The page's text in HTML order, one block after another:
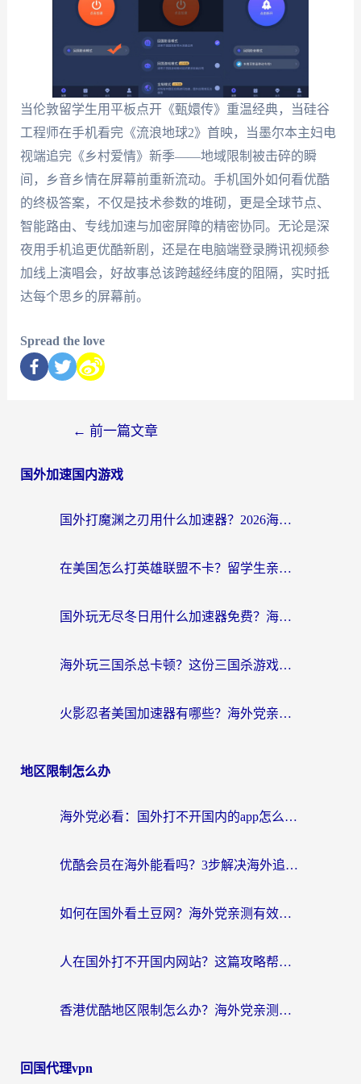
当伦敦留学生用平板点开《甄嬛传》重温经典，当硅谷
工程师在手机看完《流浪地球2》首映，当墨尔本主妇电
视端追完《乡村爱情》新季——地域限制被击碎的瞬
间，乡音乡情在屏幕前重新流动。手机国外如何看优酷
的终极答案，不仅是技术参数的堆砌，更是全球节点、
智能路由、专线加速与加密屏障的精密协同。无论是深
夜用手机追更优酷新剧，还是在电脑端登录腾讯视频参
加线上演唱会，好故事总该跨越经纬度的阻隔，实时抵
达每个思乡的屏幕前。
Spread the love
← 前一篇文章
国外加速国内游戏
国外打魔渊之刃用什么加速器？2026海外玩家国服游戏加速全攻略（附闪耀暖暖&复苏的魔女避坑指南）
在美国怎么打英雄联盟不卡？留学生亲测的国服游戏加速全攻略
国外玩无尽冬日用什么加速器免费？海外党国服游戏加速避坑指南
海外玩三国杀总卡顿？这份三国杀游戏加速器指南帮你告别延迟烦恼
火影忍者美国加速器有哪些？海外党亲测的国服游戏加速全攻略（含菲律宾玩三国之刃守望黎明技巧）
地区限制怎么办
海外党必看：国外打不开国内的app怎么办？3步解决你的乡愁
优酷会员在海外能看吗？3步解决海外追剧难题，附实测好用加速器推荐
如何在国外看土豆网？海外党亲测有效的追剧加速器选择指南
人在国外打不开国内网站？这篇攻略帮你无缝解锁国内资源（附交管12123使用技巧）
香港优酷地区限制怎么办？海外党亲测有效的追剧解决方案
回国代理vpn